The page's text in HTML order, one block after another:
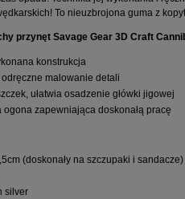
To nieuzbrojona guma z
przynęt Savage Gear 3D Craft
konstrukcja
odręczne malowanie detali
ułatwia osadzenie główki jigowej
ogona zapewniająca doskonałą pracę
(doskonały na szczupaki i sandacze)
silver